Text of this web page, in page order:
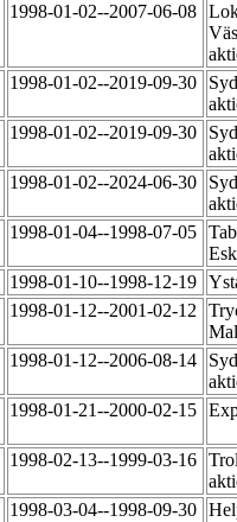
1998-01-02--2007-06-08
1998-01-02--2019-09-30
1998-01-02--2019-09-30
1998-01-02--2024-06-30
1998-01-04--1998-07-05
1998-01-10--1998-12-19
1998-01-12--2001-02-12
1998-01-12--2006-08-14
1998-01-21--2000-02-15
1998-02-13--1999-03-16
1998-03-04--1998-09-30